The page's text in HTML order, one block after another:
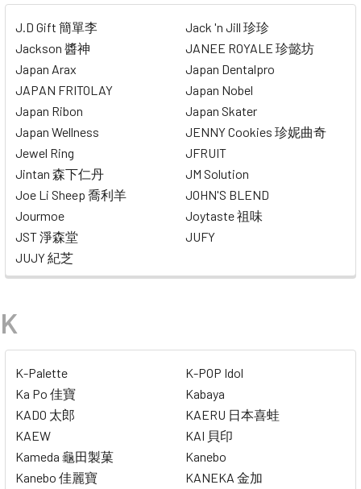
J.D Gift 簡單李
Jack 'n Jill 珍珍
Jackson 醬神
JANEE ROYALE 珍懿坊
Japan Arax
Japan Dentalpro
JAPAN FRITOLAY
Japan Nobel
Japan Ribon
Japan Skater
Japan Wellness
JENNY Cookies 珍妮曲奇
Jewel Ring
JFRUIT
Jintan 森下仁丹
JM Solution
Joe Li Sheep 喬利羊
JOHN'S BLEND
Jourmoe
Joytaste 祖味
JST 淨森堂
JUFY
JUJY 紀芝
K
K-Palette
K-POP Idol
Ka Po 佳寶
Kabaya
KADO 太郎
KAERU 日本喜蛙
KAEW
KAI 貝印
Kameda 龜田製菓
Kanebo
Kanebo 佳麗寶
KANEKA 金加